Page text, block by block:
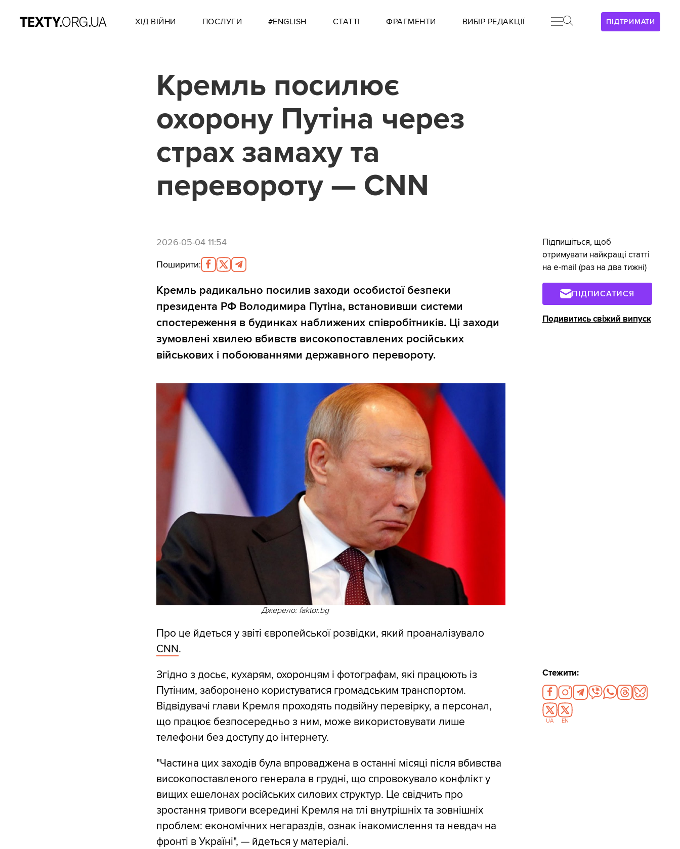
ПІДТРИМАТИ
ХІД ВІЙНИ ПОСЛУГИ #ENGLISH СТАТТІ ФРАГМЕНТИ ВИБІР РЕДАКЦІЇ
Кремль посилює
охорону Путіна через
страх замаху та
перевороту — CNN
2026-05-04 11:54
Поширити:
Кремль радикально посилив заходи особистої безпеки
президента РФ Володимира Путіна, встановивши системи
спостереження в будинках наближених співробітників. Ці заходи
зумовлені хвилею вбивств високопоставлених російських
військових і побоюваннями державного перевороту.
Джерело: faktor.bg
Про це йдеться у звіті європейської розвідки, який проаналізувало
CNN.
Згідно з досьє, кухарям, охоронцям і фотографам, які працюють із
Путіним, заборонено користуватися громадським транспортом.
Відвідувачі глави Кремля проходять подвійну перевірку, а персонал,
що працює безпосередньо з ним, може використовувати лише
телефони без доступу до інтернету.
"Частина цих заходів була впроваджена в останні місяці після вбивства
високопоставленого генерала в грудні, що спровокувало конфлікт у
вищих ешелонах російських силових структур. Це свідчить про
зростання тривоги всередині Кремля на тлі внутрішніх та зовнішніх
проблем: економічних негараздів, ознак інакомислення та невдач на
фронті в Україні", — йдеться у матеріалі.
Підпишіться, щоб
отримувати найкращі статті
на e-mail (раз на два тижні)
ПІДПИСАТИСЯ
Подивитись свіжий випуск
Стежити:
UA EN